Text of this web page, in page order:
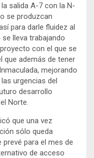
salida A-7 con la N-
se produzcan
para darle fluidez al
lleva trabajando
con el que se
que además de tener
mejorando
urgencias del
desarrollo
Norte.
que una vez
sólo queda
para el mes de
de acceso